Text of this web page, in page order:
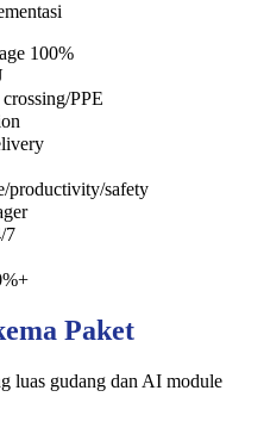
100%
PPE
productivity/safety
7
Paket
luas gudang dan AI module